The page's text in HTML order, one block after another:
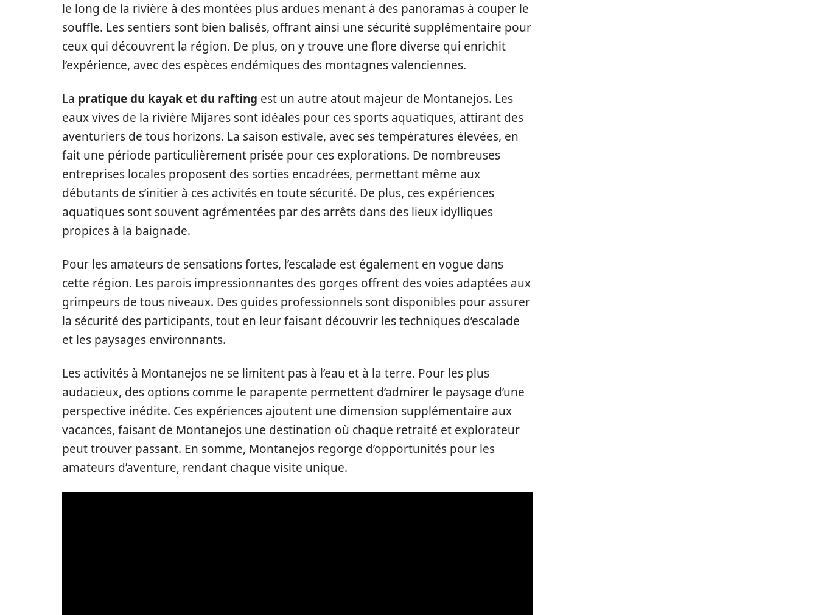
le long de la rivière à des montées plus ardues menant à des panoramas à couper le
souffle. Les sentiers sont bien balisés, offrant ainsi une sécurité supplémentaire pour
ceux qui découvrent la région. De plus, on y trouve une flore diverse qui enrichit
l’expérience, avec des espèces endémiques des montagnes valenciennes.
La pratique du kayak et du rafting est un autre atout majeur de Montanejos. Les
eaux vives de la rivière Mijares sont idéales pour ces sports aquatiques, attirant des
aventuriers de tous horizons. La saison estivale, avec ses températures élevées, en
fait une période particulièrement prisée pour ces explorations. De nombreuses
entreprises locales proposent des sorties encadrées, permettant même aux
débutants de s’initier à ces activités en toute sécurité. De plus, ces expériences
aquatiques sont souvent agrémentées par des arrêts dans des lieux idylliques
propices à la baignade.
Pour les amateurs de sensations fortes, l’escalade est également en vogue dans
cette région. Les parois impressionnantes des gorges offrent des voies adaptées aux
grimpeurs de tous niveaux. Des guides professionnels sont disponibles pour assurer
la sécurité des participants, tout en leur faisant découvrir les techniques d’escalade
et les paysages environnants.
Les activités à Montanejos ne se limitent pas à l’eau et à la terre. Pour les plus
audacieux, des options comme le parapente permettent d’admirer le paysage d’une
perspective inédite. Ces expériences ajoutent une dimension supplémentaire aux
vacances, faisant de Montanejos une destination où chaque retraité et explorateur
peut trouver passant. En somme, Montanejos regorge d’opportunités pour les
amateurs d’aventure, rendant chaque visite unique.